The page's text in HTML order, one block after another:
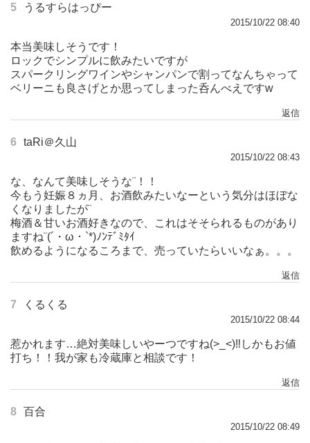
5 うるすらはっぴー
2015/10/22 08:40
本当美味しそうです！
ロックでシンプルに飲みたいですが
スパークリングワインやシャンパンで割ってなんちゃって
ベリーニも良さげとか思ってしまった呑んべえですw
返信
6 taRi＠久山
2015/10/22 08:43
な、なんて美味しそうな¨！！
今もう妊娠８ヵ月、お酒飲みたいなーという気分はほぼな
くなりましたが¨
梅酒＆甘いお酒好きなので、これはそそられるものがあり
ますね¨(´・ω・`*)ﾉﾝﾃﾞﾐﾀｲ
飲めるようになるころまで、売っていたらいいなぁ。。。
返信
7 くるくる
2015/10/22 08:44
惹かれます…絶対美味しいやーつですね(>_<)‼︎しかもお値
打ち！！我が家も冷蔵庫と相談です！
返信
8 百合
2015/10/22 08:49